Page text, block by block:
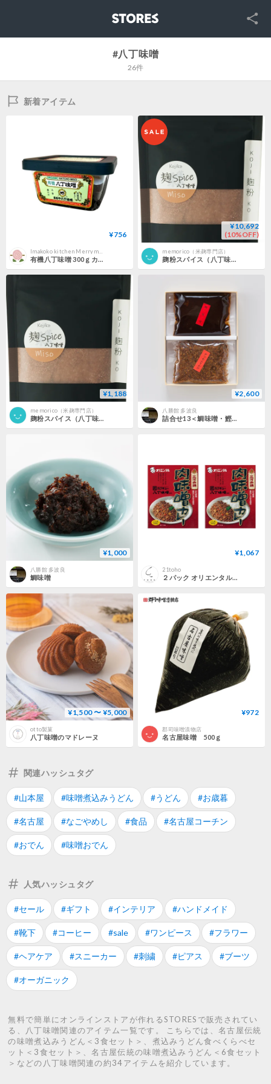
SNS
#八丁味噌
26件
新着アイテム
¥756
Imakoko kitchen Merrymomo メリーモモ オンラインショップ
有機八丁味噌 300ｇカップ
¥10,692
(10%OFF)
memorico（米麹専門店）
麹粉スパイス（八丁味噌） ×10個
¥1,188
memorico（米麹専門店）
麹粉スパイス（八丁味噌）
¥2,600
八勝館 多波良
詰合せ13＜鯛味噌・鰹ふりかけ＞
¥1,000
八勝館 多波良
鯛味噌
¥1,067
21toho
２パック オリエンタル 肉味噌カレー 肉みそカレー 三河 カクキュー 八丁味噌 名古屋めし なごやめし
¥1,500 〜 ¥5,000
otto製菓
八丁味噌のマドレーヌ
¥972
郡司味噌漬物店
名古屋味噌 500ｇ
関連ハッシュタグ
#山本屋 #味噌煮込みうどん #うどん #お歳暮
#名古屋 #なごやめし #食品 #名古屋コーチン
#おでん #味噌おでん
人気ハッシュタグ
#セール #ギフト #インテリア #ハンドメイド
#靴下 #コーヒー #sale #ワンピース #フラワー
#ヘアケア #スニーカー #刺繍 #ピアス #ブーツ
#オーガニック
無料で簡単にオンラインストアが作れるSTORESで販売されてい
る、八丁味噌関連のアイテム一覧です。 こちらでは、名古屋伝統
の味噌煮込みうどん＜3食セット＞、煮込みうどん食べくらべセ
ット＜3食セット＞、名古屋伝統の味噌煮込みうどん＜6食セット
＞などの八丁味噌関連の約34アイテムを紹介しています。